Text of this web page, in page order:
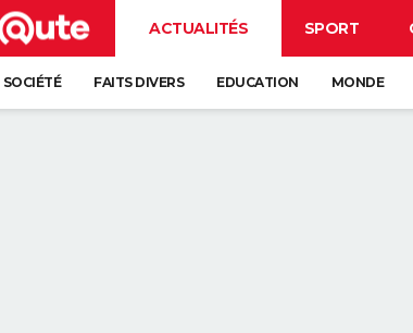
ACTUALITÉS SPORT
SOCIÉTÉ FAITS DIVERS EDUCATION MONDE